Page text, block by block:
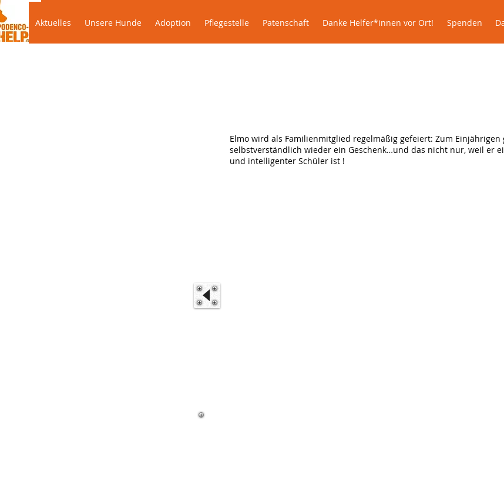
Aktuelles Unsere Hunde Adoption Pflegestelle Patenschaft Danke Helfer*innen vor Ort!
Elmo wird als Familienmitglied regelmäßig gefeiert: Zum Einjährigen
selbstverständlich wieder ein Geschenk…und das nicht nur, weil er
und intelligenter Schüler ist !
Aktuelles Unsere Hunde Adoption Pflegestelle Patenschaft Danke Helfer*innen vor Ort! Spenden